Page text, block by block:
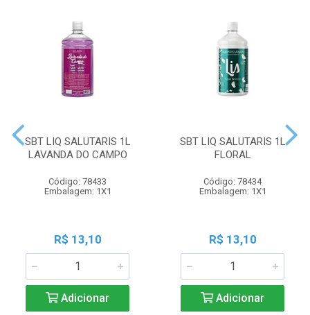
SBT LIQ SALUTARIS 1L
LAVANDA DO CAMPO
Código: 78433
Embalagem: 1X1
R$ 13,10
Adicionar
SBT LIQ SALUTARIS 1L
FLORAL
Código: 78434
Embalagem: 1X1
R$ 13,10
Adicionar